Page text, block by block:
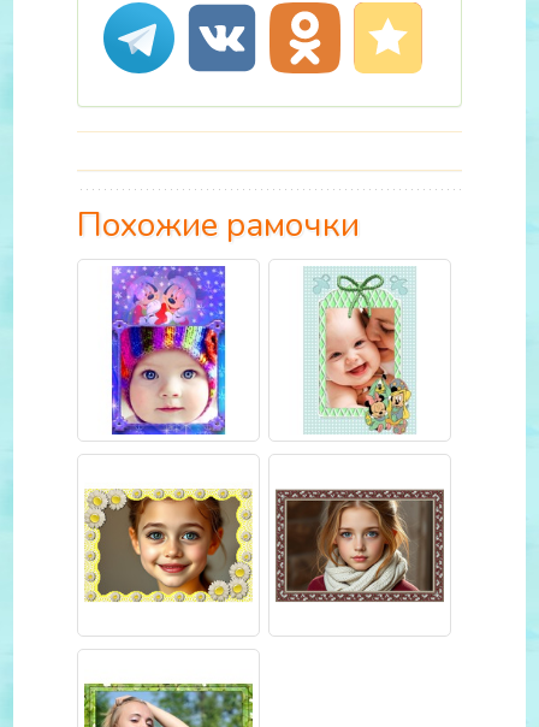
Похожие рамочки